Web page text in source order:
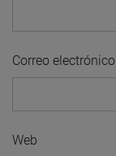
Correo electrónico
Web